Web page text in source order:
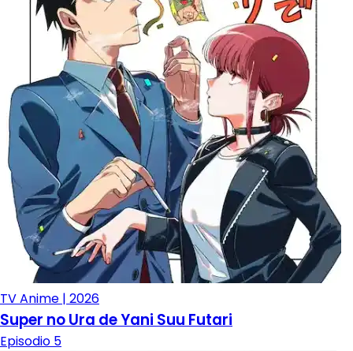
TV Anime | 2026
Super no Ura de Yani Suu Futari
Episodio 5